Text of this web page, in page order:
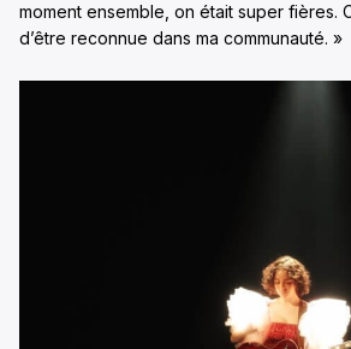
moment ensemble, on était super fières.
d’être reconnue dans ma communauté. »